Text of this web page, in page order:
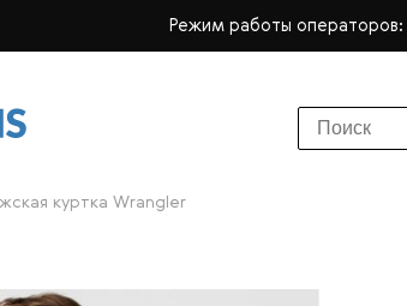
Режим работы операторов:
куртка Wrangler